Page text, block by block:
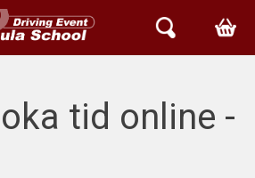
tid online -